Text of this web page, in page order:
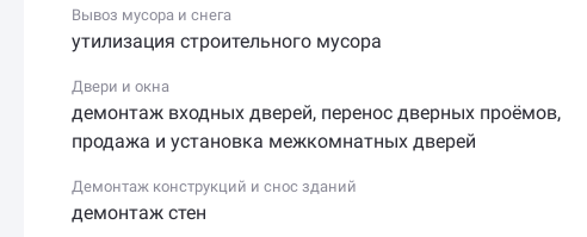
положенные действия бригада выполнит строго
по смете и в допустимое время суток.
Помимо благоустройства офисов и квартир, компания
занимается проектированием, реализует строительные
и отделочные материалы, провод и кабель,
и комплектующие (другие услуги Ремонтной компании
Стройка представлены на веб-сайте).
Вывоз мусора и снега
утилизация строительного мусора
Двери и окна
демонтаж входных дверей, перенос дверных проёмов,
продажа и установка межкомнатных дверей
Демонтаж конструкций и снос зданий
демонтаж стен